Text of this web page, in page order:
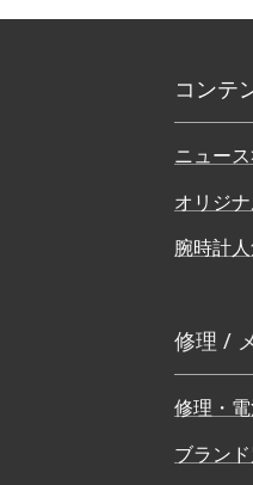
コンテ
ニュー
オリジ
腕時計
修理 /
修理・
ブラン